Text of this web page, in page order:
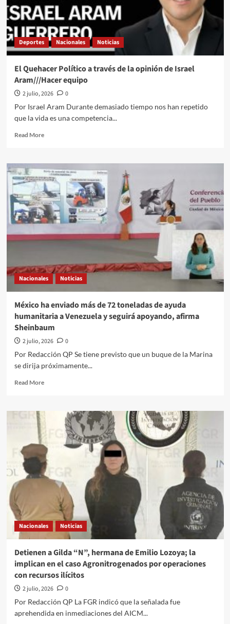
más
buscados
los
más
protegidos
Deportes Nacionales Noticias
El Quehacer Político a través de la opinión de Israel
Aram///Hacer equipo
2 julio, 2026
0
Por Israel Aram Durante demasiado tiempo nos han repetido
que la vida es una competencia...
Read MoreRead
El
Quehacer
Político
a
través
de
la
opinión
de
equipo
Nacionales Noticias
México ha enviado más de 72 toneladas de ayuda
humanitaria a Venezuela y seguirá apoyando, afirma
Sheinbaum
2 julio, 2026
0
Por Redacción QP Se tiene previsto que un buque de la Marina
se dirija próximamente...
Read MoreRead
México
de
72
toneladas
de
ayuda
humanitaria
Venezuela
y
afirma
Sheinbaum
Nacionales Noticias
Detienen a Gilda “N”, hermana de Emilio Lozoya; la
implican en el caso Agronitrogenados por operaciones
con recursos ilícitos
2 julio, 2026
0
Por Redacción QP La FGR indicó que la señalada fue
aprehendida en inmediaciones del AICM...